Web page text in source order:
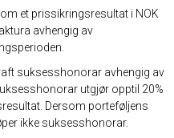
et prissikringsresultat i NOK
avhengig av
suksesshonorar avhengig av
utgjør opptil 20%
Dersom porteføljens
ikke suksesshonorar.